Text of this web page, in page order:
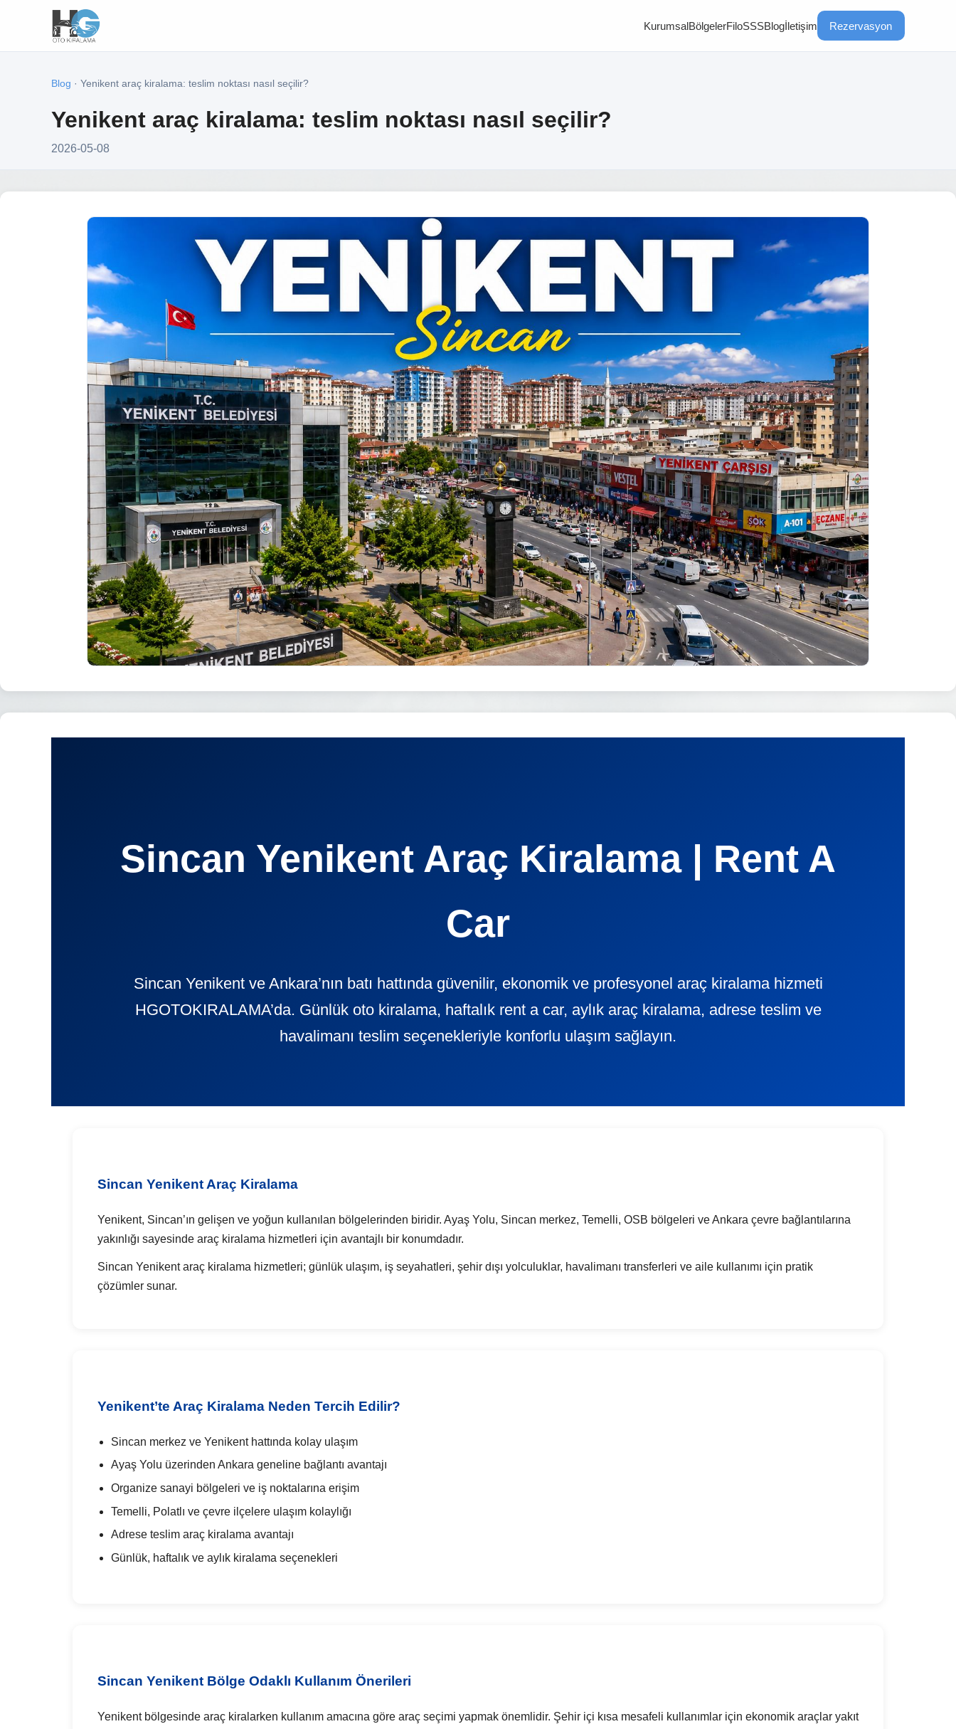
KurumsalBölgelerFiloSSSBlogİletişim Rezervasyon
Blog · Yenikent araç kiralama: teslim noktası nasıl seçilir?
Yenikent araç kiralama: teslim noktası nasıl seçilir?
2026-05-08
Sincan Yenikent Araç Kiralama | Rent A
Car
Sincan Yenikent ve Ankara’nın batı hattında güvenilir, ekonomik ve profesyonel araç kiralama hizmeti
HGOTOKIRALAMA’da. Günlük oto kiralama, haftalık rent a car, aylık araç kiralama, adrese teslim ve
havalimanı teslim seçenekleriyle konforlu ulaşım sağlayın.
Sincan Yenikent Araç Kiralama
Yenikent, Sincan’ın gelişen ve yoğun kullanılan bölgelerinden biridir. Ayaş Yolu, Sincan merkez, Temelli, OSB bölgeleri ve Ankara çevre bağlantılarına
yakınlığı sayesinde araç kiralama hizmetleri için avantajlı bir konumdadır.
Sincan Yenikent araç kiralama hizmetleri; günlük ulaşım, iş seyahatleri, şehir dışı yolculuklar, havalimanı transferleri ve aile kullanımı için pratik
çözümler sunar.
Yenikent’te Araç Kiralama Neden Tercih Edilir?
Sincan merkez ve Yenikent hattında kolay ulaşım
Ayaş Yolu üzerinden Ankara geneline bağlantı avantajı
Organize sanayi bölgeleri ve iş noktalarına erişim
Temelli, Polatlı ve çevre ilçelere ulaşım kolaylığı
Adrese teslim araç kiralama avantajı
Günlük, haftalık ve aylık kiralama seçenekleri
Sincan Yenikent Bölge Odaklı Kullanım Önerileri
Yenikent bölgesinde araç kiralarken kullanım amacına göre araç seçimi yapmak önemlidir. Şehir içi kısa mesafeli kullanımlar için ekonomik araçlar yakıt